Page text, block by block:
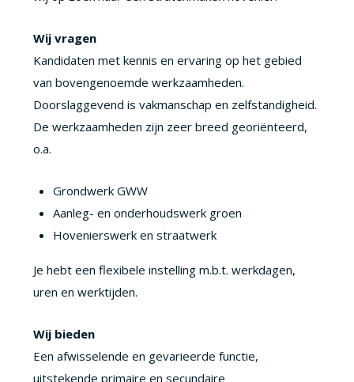
Wij vragen
Kandidaten met kennis en ervaring op het gebied
van bovengenoemde werkzaamheden.
Doorslaggevend is vakmanschap en zelfstandigheid.
De werkzaamheden zijn zeer breed georiënteerd,
o.a.
Grondwerk GWW
Aanleg- en onderhoudswerk groen
Hovenierswerk en straatwerk
Je hebt een flexibele instelling m.b.t. werkdagen,
uren en werktijden.
Wij bieden
Een afwisselende en gevarieerde functie,
uitstekende primaire en secundaire